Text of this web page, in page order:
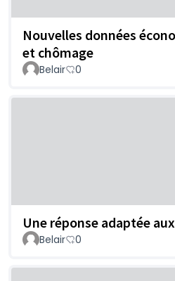
Nouvelles données
et chômage
Belair 0
Une réponse adaptée
Belair 0